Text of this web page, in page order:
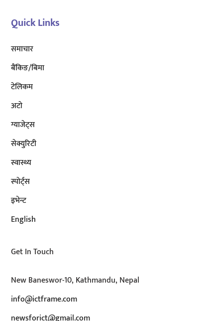
Quick Links
समाचार
बैंकिङ/बिमा
टेलिकम
अटाे
ग्याजेट्स
सेक्युरिटी
स्वास्थ्य
स्पोर्ट्स
इभेन्ट
English
Get In Touch
New Baneswor-10, Kathmandu, Nepal
info@ictframe.com
newsforict@gmail.com